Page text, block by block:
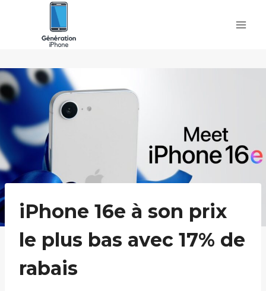
iPhone 16e à son prix
le plus bas avec 17% de
rabais